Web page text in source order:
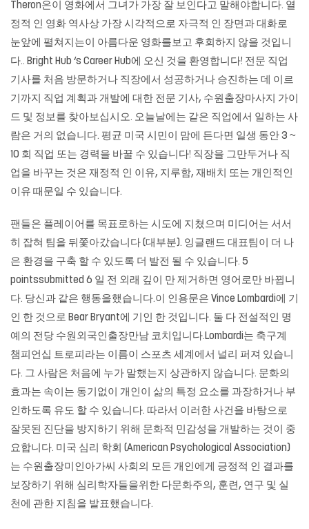
Theron은이 영화에서 그녀가 가장 잘 보인다고 말해야합니다. 열
정적 인 영화 역사상 가장 시각적으로 자극적 인 장면과 대화로
눈앞에 펼쳐지는이 아름다운 영화를보고 후회하지 않을 것입니
다.. Bright Hub ‘s Career Hub에 오신 것을 환영합니다! 전문 직업
기사를 처음 방문하거나 직장에서 성공하거나 승진하는 데 이르
기까지 직업 계획과 개발에 대한 전문 기사, 수원출장마사지 가이
드 및 정보를 찾아보십시오. 오늘날에는 같은 직업에서 일하는 사
람은 거의 없습니다. 평균 미국 시민이 맘에 든다면 일생 동안 3 ~
10 회 직업 또는 경력을 바꿀 수 있습니다! 직장을 그만두거나 직
업을 바꾸는 것은 재정적 인 이유, 지루함, 재배치 또는 개인적인
이유 때문일 수 있습니다.
팬들은 플레이어를 목표로하는 시도에 지쳤으며 미디어는 서서
히 잡혀 팀을 뒤쫓아갔습니다 (대부분). 잉글랜드 대표팀이 더 나
은 환경을 구축 할 수 있도록 더 발전 될 수 있습니다. 5
pointssubmitted 6 일 전 외래 깊이 만 제거하면 영어로만 바뀝니
다. 당신과 같은 행동을했습니다.이 인용문은 Vince Lombardi에 기
인 한 것으로 Bear Bryant에 기인 한 것입니다. 둘 다 전설적인 명
예의 전당 수원외국인출장만남 코치입니다.Lombardi는 축구계
챔피언십 트로피라는 이름이 스포츠 세계에서 널리 퍼져 있습니
다. 그 사람은 처음에 누가 말했는지 상관하지 않습니다. 문화의
효과는 속이는 동기없이 개인이 삶의 특정 요소를 과장하거나 부
인하도록 유도 할 수 있습니다. 따라서 이러한 사건을 바탕으로
잘못된 진단을 방지하기 위해 문화적 민감성을 개발하는 것이 중
요합니다. 미국 심리 학회 (American Psychological Association)
는 수원출장미인아가씨 사회의 모든 개인에게 긍정적 인 결과를
보장하기 위해 심리학자들을위한 다문화주의, 훈련, 연구 및 실
천에 관한 지침을 발표했습니다.